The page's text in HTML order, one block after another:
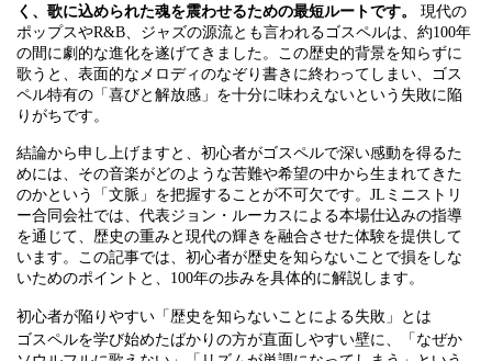
く、歌に込められた魂を震わせるための最短ルートです。
現代の
ポップスやR&B、ジャズの源流とも言われるゴスペルは、約100年
の間に劇的な進化を遂げてきました。この歴史的背景を知らずに
歌うと、表面的なメロディのなぞり書きに終わってしまい、ゴス
ペル特有の「喜びと解放感」を十分に味わえないという失敗に陥
りがちです。
結論から申し上げますと、初心者がゴスペルで深い感動を得るた
めには、その音楽がどのような苦難や希望の中から生まれてきた
のかという「文脈」を把握することが不可欠です。JLミニストリ
ー合同会社では、代表ジョン・ルーカスによる本場仕込みの指導
を通じて、歴史の重みと現代の輝きを融合させた体験を提供して
います。この記事では、初心者が歴史を知らないことで損をしな
いためのポイントと、100年の歩みを具体的に解説します。
初心者が陥りやすい「歴史を知らないことによる失敗」とは
ゴスペルを学び始めたばかりの方が直面しやすい壁に、「なぜか